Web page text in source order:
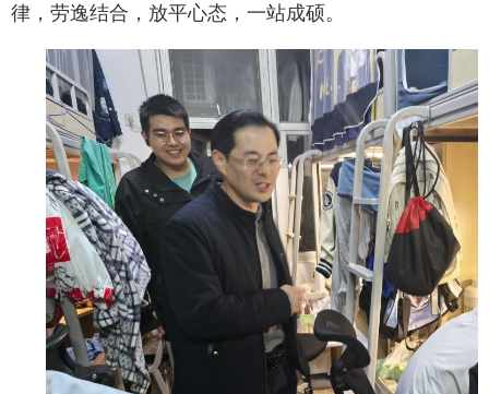
律，劳逸结合，放平心态，一站成硕。